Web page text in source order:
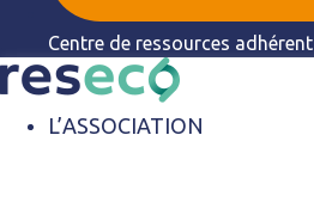
Centre de ressources adhérent
L’ASSOCIATION